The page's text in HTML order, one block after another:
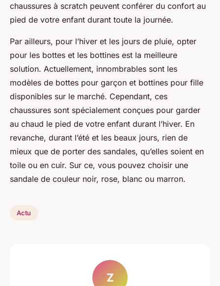
chaussures à scratch peuvent conférer du confort au
pied de votre enfant durant toute la journée.
Par ailleurs, pour l’hiver et les jours de pluie, opter
pour les bottes et les bottines est la meilleure
solution. Actuellement, innombrables sont les
modèles de bottes pour garçon et bottines pour fille
disponibles sur le marché. Cependant, ces
chaussures sont spécialement conçues pour garder
au chaud le pied de votre enfant durant l’hiver. En
revanche, durant l’été et les beaux jours, rien de
mieux que de porter des sandales, qu’elles soient en
toile ou en cuir. Sur ce, vous pouvez choisir une
sandale de couleur noir, rose, blanc ou marron.
Actu
Z